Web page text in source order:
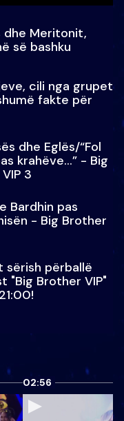
dhe Meritonit,
së bashku
cili nga grupet
fakte për
dhe Eglës/“Fol
krahëve…” - Big
3
Bardhin pas
- Big Brother
sërish përballë
"Big Brother VIP"
02:56